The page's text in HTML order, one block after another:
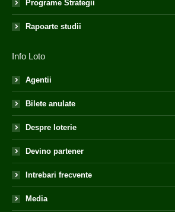
Programe Strategii
Rapoarte studii
Info Loto
Agentii
Bilete anulate
Despre loterie
Devino partener
Intrebari frecvente
Media